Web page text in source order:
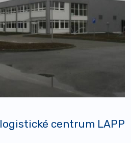
centrum LAPP